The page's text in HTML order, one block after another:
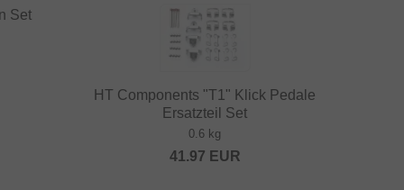
Set
HT Components "T1" Klick Pedale
Ersatzteil Set
0.6 kg
41.97 EUR